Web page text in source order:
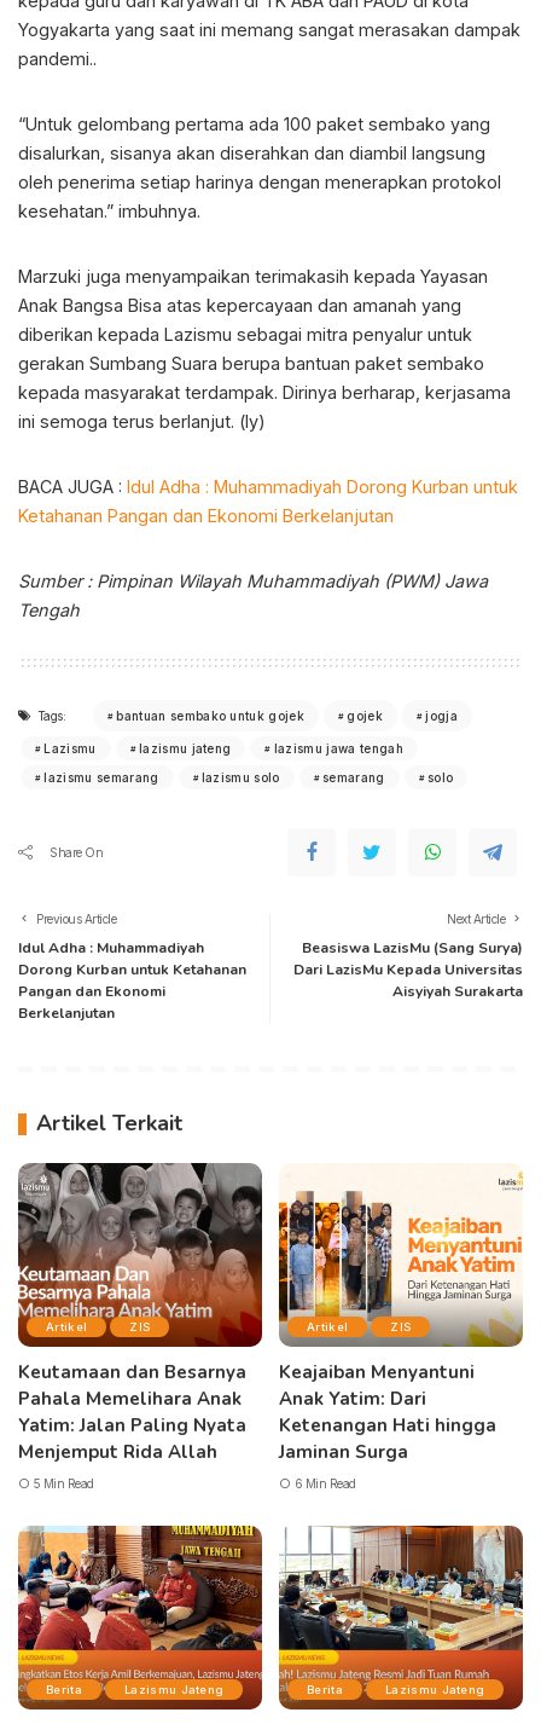
Yogyakarta yang saat ini memang sangat merasakan dampak
pandemi..
“Untuk gelombang pertama ada 100 paket sembako yang
disalurkan, sisanya akan diserahkan dan diambil langsung
oleh penerima setiap harinya dengan menerapkan protokol
kesehatan.” imbuhnya.
Marzuki juga menyampaikan terimakasih kepada Yayasan
Anak Bangsa Bisa atas kepercayaan dan amanah yang
diberikan kepada Lazismu sebagai mitra penyalur untuk
gerakan Sumbang Suara berupa bantuan paket sembako
kepada masyarakat terdampak. Dirinya berharap, kerjasama
ini semoga terus berlanjut. (ly)
BACA JUGA : Idul Adha : Muhammadiyah Dorong Kurban untuk
Ketahanan Pangan dan Ekonomi Berkelanjutan
Sumber : Pimpinan Wilayah Muhammadiyah (PWM) Jawa
Tengah
Tags: bantuan sembako untuk gojek gojek jogja
Lazismu lazismu jateng
lazismu jawa tengah
lazismu semarang
lazismu solo semarang solo
Share On
Previous Article
Idul Adha : Muhammadiyah
Dorong Kurban untuk Ketahanan
Pangan dan Ekonomi
Berkelanjutan
Next Article
Beasiswa LazisMu (Sang Surya)
Dari LazisMu Kepada Universitas
Aisyiyah Surakarta
Artikel Terkait
Artikel ZIS
Keutamaan dan Besarnya
Pahala Memelihara Anak
Yatim: Jalan Paling Nyata
Menjemput Rida Allah
5 Min Read
Artikel ZIS
Keajaiban Menyantuni
Anak Yatim: Dari
Ketenangan Hati hingga
Jaminan Surga
6 Min Read
Berita Lazismu Jateng Berita Lazismu Jateng